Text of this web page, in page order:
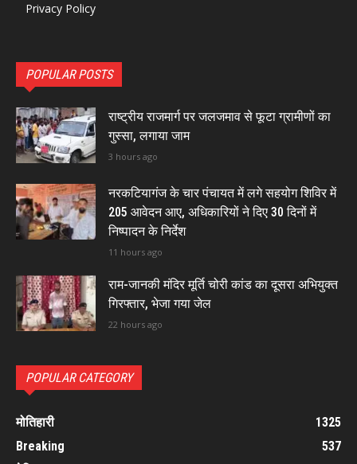
Privacy Policy
POPULAR POSTS
राष्ट्रीय राजमार्ग पर जलजमाव से फूटा ग्रामीणों का
गुस्सा, लगाया जाम
3 hours ago
नरकटियागंज के चार पंचायत में लगे सहयोग शिविर में
205 आवेदन आए, अधिकारियों ने दिए 30 दिनों में
निष्पादन के निर्देश
11 hours ago
राम-जानकी मंदिर मूर्ति चोरी कांड का दूसरा अभियुक्त
गिरफ्तार, भेजा गया जेल
22 hours ago
POPULAR CATEGORY
मोतिहारी
1325
Breaking
537